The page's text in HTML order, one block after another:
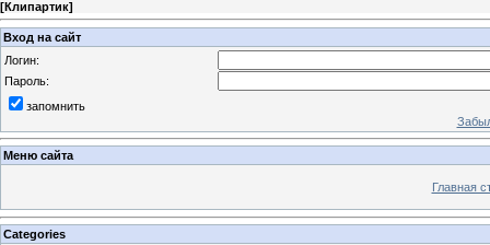
[Клипартик]
Вход на сайт
Логин:
Пароль:
запомнить
Меню сайта
Главная
Categories